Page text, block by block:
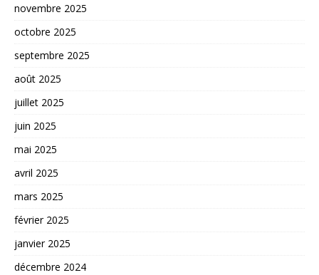
novembre 2025
octobre 2025
septembre 2025
août 2025
juillet 2025
juin 2025
mai 2025
avril 2025
mars 2025
février 2025
janvier 2025
décembre 2024